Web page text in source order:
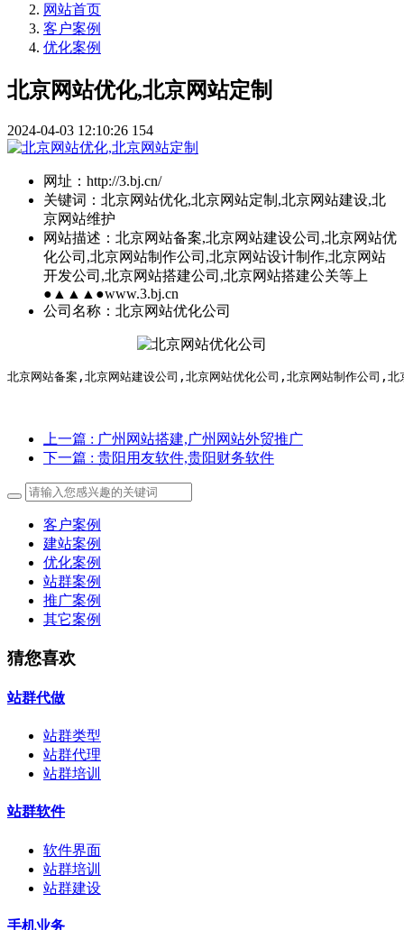
网站首页
客户案例
优化案例
北京网站优化,北京网站定制
2024-04-03 12:10:26 154
网址： http://3.bj.cn/
关键词： 北京网站优化,北京网站定制,北京网站建设,北
京网站维护
网站描述： 北京网站备案,北京网站建设公司,北京网站优
化公司,北京网站制作公司,北京网站设计制作,北京网站
开发公司,北京网站搭建公司,北京网站搭建公关等上
●▲▲▲●www.3.bj.cn
公司名称： 北京网站优化公司
北京网站备案,北京网站建设公司,北京网站优化公司,北京网站制作公司,
上一篇 : 广州网站搭建,广州网站外贸推广
下一篇 : 贵阳用友软件,贵阳财务软件
客户案例
建站案例
优化案例
站群案例
推广案例
其它案例
猜您喜欢
站群代做
站群类型
站群代理
站群培训
站群软件
软件界面
站群培训
站群建设
手机业务